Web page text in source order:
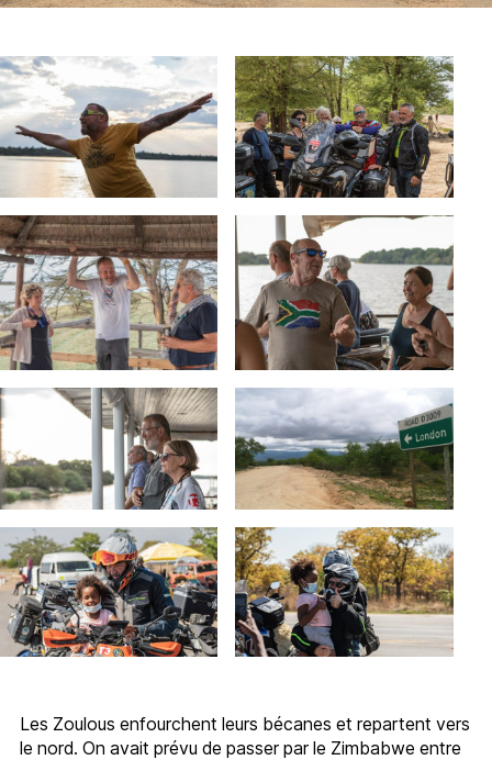
Les Zoulous enfourchent leurs bécanes et repartent vers
le nord. On avait prévu de passer par le Zimbabwe entre